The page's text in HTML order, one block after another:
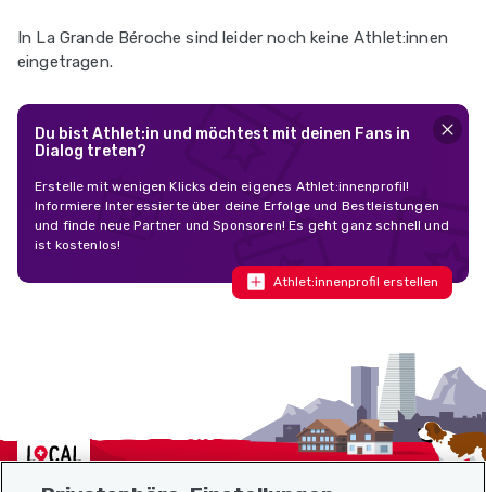
In La Grande Béroche sind leider noch keine Athlet:innen
eingetragen.
Du bist Athlet:in und möchtest mit deinen Fans in
Dialog treten?
Erstelle mit wenigen Klicks dein eigenes Athlet:innenprofil!
Informiere Interessierte über deine Erfolge und Bestleistungen
und finde neue Partner und Sponsoren! Es geht ganz schnell und
ist kostenlos!
Athlet:innenprofil erstellen
Localcities